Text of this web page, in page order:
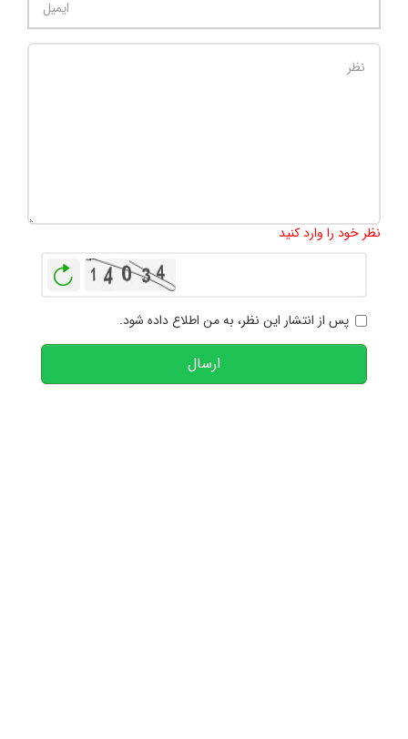
نظر خود را وارد کنید
پس از انتشار این نظر، به من اطلاع داده شود.
ارسال